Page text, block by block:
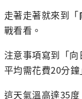
走著走著就來到「
戰看看。
注意事項寫到「向
平均需花費20分鐘
這天氣溫高達35